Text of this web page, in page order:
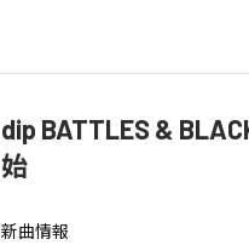
dip BATTLES &
始
新曲情報